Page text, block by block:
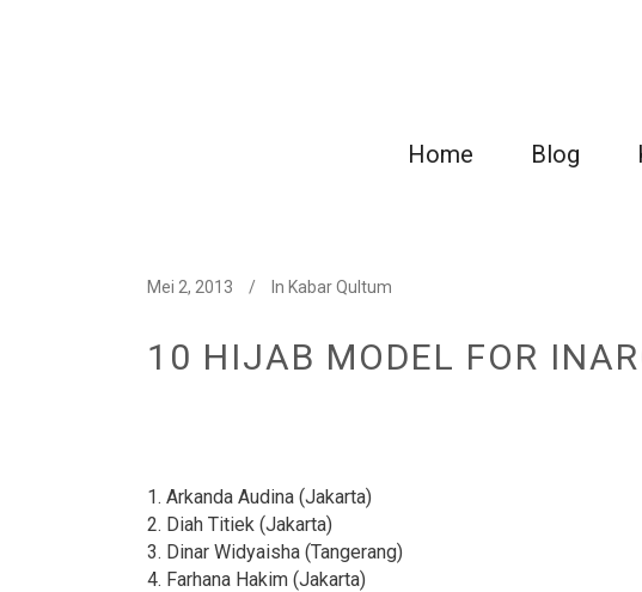
Home Blog
Mei 2, 2013 In Kabar Qultum
10 HIJAB MODEL FOR
1. Arkanda Audina (Jakarta)
2. Diah Titiek (Jakarta)
3. Dinar Widyaisha (Tangerang)
4. Farhana Hakim (Jakarta)